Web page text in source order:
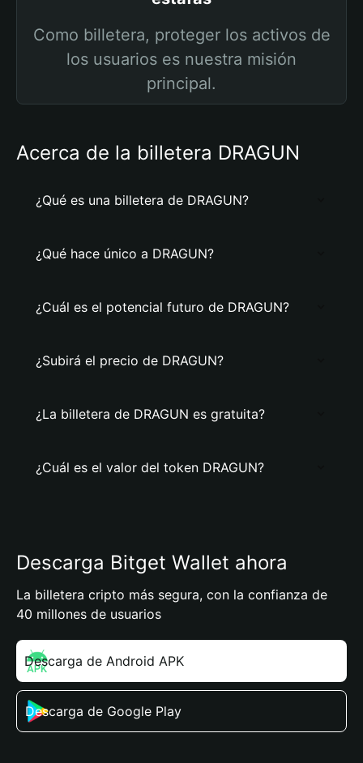
Como billetera, proteger los activos de
los usuarios es nuestra misión
principal.
Acerca de la billetera DRAGUN
¿Qué es una billetera de DRAGUN?
¿Qué hace único a DRAGUN?
¿Cuál es el potencial futuro de DRAGUN?
¿Subirá el precio de DRAGUN?
¿La billetera de DRAGUN es gratuita?
¿Cuál es el valor del token DRAGUN?
Descarga Bitget Wallet ahora
La billetera cripto más segura, con la confianza de
40 millones de usuarios
Descarga de Android APK
Descarga de Google Play